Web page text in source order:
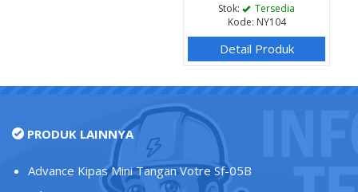
Stok:
Tersedia
Kode: NY104
Detail Produk
PRODUK LAINNYA
Advance Kipas Mini Tangan Votre Sf-05B